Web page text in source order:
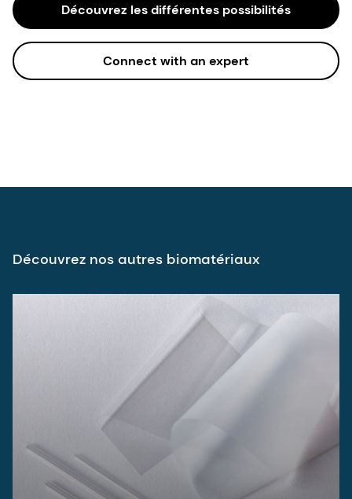
Découvrez les différentes possibilités
Connect with an expert
Découvrez nos autres biomatériaux